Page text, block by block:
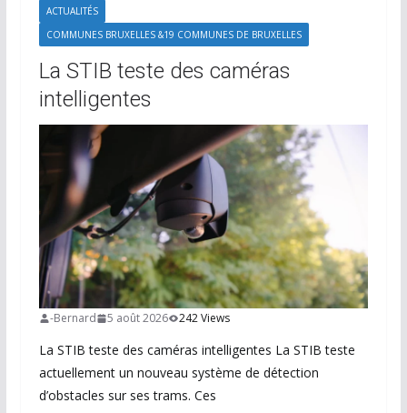
ACTUALITÉS
COMMUNES BRUXELLES &19 COMMUNES DE BRUXELLES
La STIB teste des caméras
intelligentes
-Bernard 5 août 2026 242 Views
La STIB teste des caméras intelligentes La STIB teste
actuellement un nouveau système de détection
d’obstacles sur ses trams. Ces